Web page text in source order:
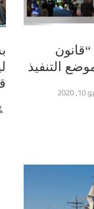
“قانون
التنفيذ